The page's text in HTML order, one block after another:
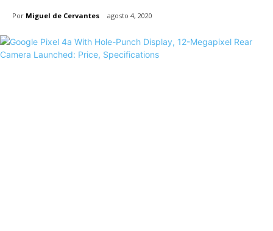
Por Miguel de Cervantes agosto 4, 2020